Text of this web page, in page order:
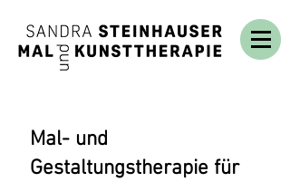
Mal- und
Gestaltungstherapie für